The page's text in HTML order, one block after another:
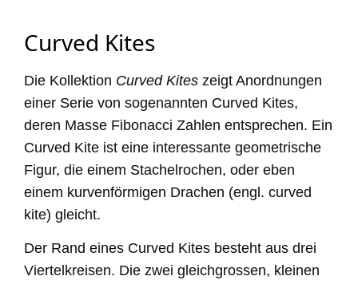
Curved Kites
Die Kollektion Curved Kites zeigt Anordnungen
einer Serie von sogenannten Curved Kites,
deren Masse Fibonacci Zahlen entsprechen. Ein
Curved Kite ist eine interessante geometrische
Figur, die einem Stachelrochen, oder eben
einem kurvenförmigen Drachen (engl. curved
kite) gleicht.
Der Rand eines Curved Kites besteht aus drei
Viertelkreisen. Die zwei gleichgrossen, kleinen